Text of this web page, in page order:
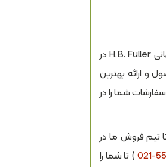
انتخاب تأمین‌کننده معتبر، به اندازه کیفیت خود محصول اهمیت دارد. لامبردکو به عنوان نماینده رسمی برند جهانی H.B. Fuller در
و ارائه بهترین
شما را در
تیم فروش ما در
021- ) تا شما را